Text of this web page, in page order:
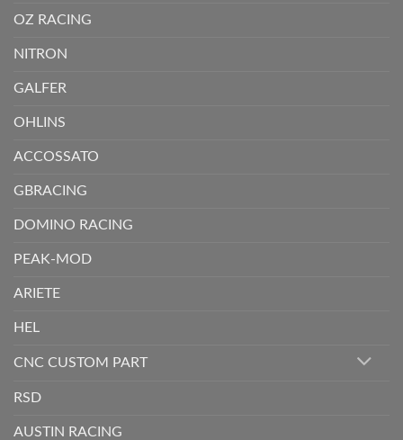
OZ RACING
NITRON
GALFER
OHLINS
ACCOSSATO
GBRACING
DOMINO RACING
PEAK-MOD
ARIETE
HEL
CNC CUSTOM PART
RSD
AUSTIN RACING